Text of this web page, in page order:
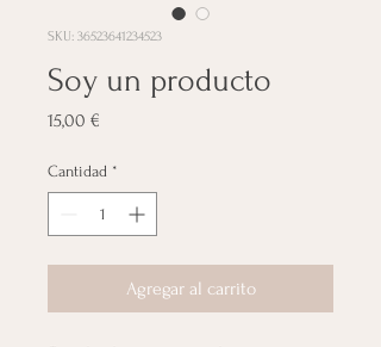
SKU: 36523641234523
Soy un producto
15,00 €
Cantidad *
Agregar al carrito